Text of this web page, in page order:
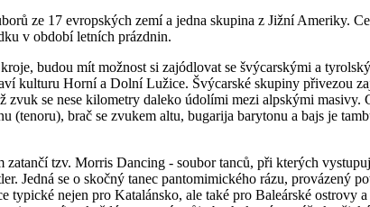
ze 17 evropských zemí a jedna skupina z Jižní Ameriky.
v období letních prázdnin.
budou mít možnost si zajódlovat se švýcarskými a
kulturu Horní a Dolní Lužice. Švýcarské skupiny přivezou
se nese kilometry daleko údolími mezi alpskými masivy.
brač se zvukem altu, bugarija barytonu a bajs je
tzv. Morris Dancing - soubor tanců, při kterých
Jedná se o skočný tanec pantomimického rázu, provázený
nejen pro Katalánsko, ale také pro Baleárské ostrovy